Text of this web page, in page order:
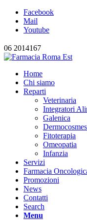
Facebook
Mail
Youtube
06 2014167
Home
Chi siamo
Reparti
Veterinaria
Integratori
Galenica
Fitoterapia
Omeopatia
Infanzia
Servizi
Farmacia
Promozioni
News
Contatti
Search
Menu